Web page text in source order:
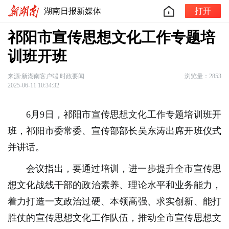
湖南日报新媒体 打开
祁阳市宣传思想文化工作专题培
训班开班
来源:新湖南客户端.时政要闻
浏览量：2853
2025-06-11 10:34:32
6月9日，祁阳市宣传思想文化工作专题培训班开
班，祁阳市委常委、宣传部部长吴东涛出席开班仪式
并讲话。
会议指出，要通过培训，进一步提升全市宣传思
想文化战线干部的政治素养、理论水平和业务能力，
着力打造一支政治过硬、本领高强、求实创新、能打
胜仗的宣传思想文化工作队伍，推动全市宣传思想文